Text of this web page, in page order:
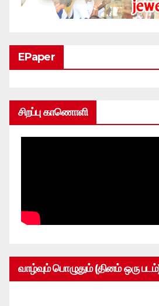
EPaper
சிறப்பு காணொளி
வாழ்வும் பொழுதும் (தினம் ஒரு